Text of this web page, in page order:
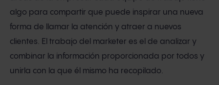
algo para compartir que puede inspirar una nueva
forma de llamar la atención y atraer a nuevos
clientes. El trabajo del marketer es el de analizar y
combinar la información proporcionada por todos y
unirla con la que él mismo ha recopilado.